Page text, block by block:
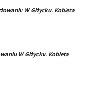
W Giżycku. Kobieta
W Giżycku. Kobieta